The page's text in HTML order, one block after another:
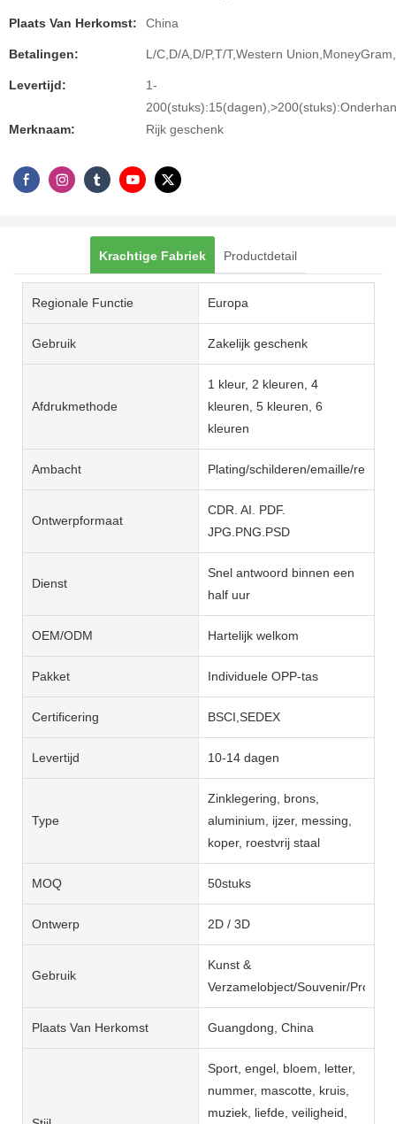
Plaats Van Herkomst: China
Betalingen: L/C,D/A,D/P,T/T,Western
Levertijd:
1-
Merknaam:
Rijk geschenk
Krachtige Fabriek Productdetail
Regionale Functie Europa
Gebruik Zakelijk geschenk
Afdrukmethode
1 kleur, 2 kleuren, 4
kleuren, 5 kleuren, 6
kleuren
Ambacht Plating/schilderen/emaille/reliëf/
Ontwerpformaat
CDR. AI. PDF.
JPG.PNG.PSD
Dienst
Snel antwoord binnen een
half uur
OEM/ODM Hartelijk welkom
Pakket Individuele OPP-tas
Certificering BSCI,SEDEX
Levertijd 10-14 dagen
Type
Zinklegering, brons,
aluminium, ijzer, messing,
koper, roestvrij staal
MOQ 50stuks
Ontwerp 2D / 3D
Gebruik
Kunst &
Verzamelobject/Souvenir/
Plaats Van Herkomst Guangdong, China
Sport, engel, bloem, letter,
nummer, mascotte, kruis,
muziek, liefde, veiligheid,